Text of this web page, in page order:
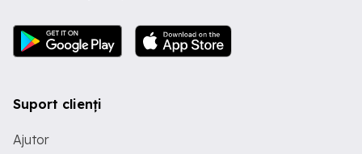
Suport clienți
Ajutor